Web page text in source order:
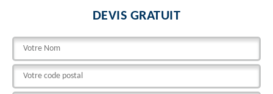
DEVIS GRATUIT